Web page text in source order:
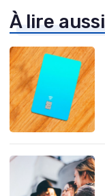
À lire aussi